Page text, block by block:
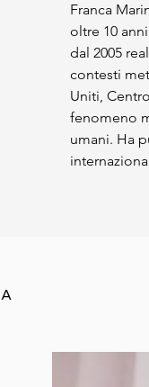
Franca
oltre 10
dal 2005
contesti
Uniti,
fenomeno
umani. Ha